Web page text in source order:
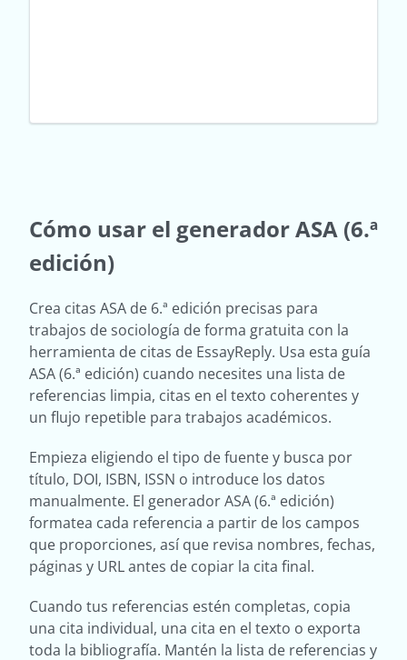
Cómo usar el generador ASA (6.ª
edición)
Crea citas ASA de 6.ª edición precisas para
trabajos de sociología de forma gratuita con la
herramienta de citas de EssayReply. Usa esta guía
ASA (6.ª edición) cuando necesites una lista de
referencias limpia, citas en el texto coherentes y
un flujo repetible para trabajos académicos.
Empieza eligiendo el tipo de fuente y busca por
título, DOI, ISBN, ISSN o introduce los datos
manualmente. El generador ASA (6.ª edición)
formatea cada referencia a partir de los campos
que proporciones, así que revisa nombres, fechas,
páginas y URL antes de copiar la cita final.
Cuando tus referencias estén completas, copia
una cita individual, una cita en el texto o exporta
toda la bibliografía. Mantén la lista de referencias y